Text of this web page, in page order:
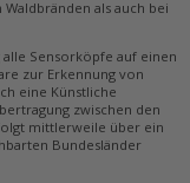
als auch bei
Sensorköpfe auf einen
zur Erkennung von
eine Künstliche
zwischen den
mittlerweile über ein
Bundesländer